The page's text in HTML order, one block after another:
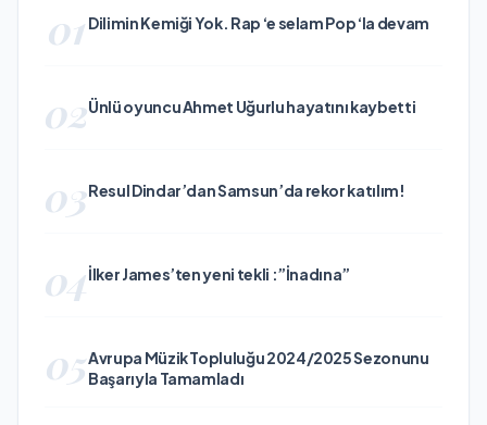
01 Dilimin Kemiği Yok. Rap ‘e selam Pop ‘la devam
02Ünlü oyuncu Ahmet Uğurlu hayatını kaybetti
03Resul Dindar’dan Samsun’da rekor katılım!
04İlker James’ten yeni tekli :”İnadına”
05Avrupa Müzik Topluluğu 2024/2025 Sezonunu
Başarıyla Tamamladı